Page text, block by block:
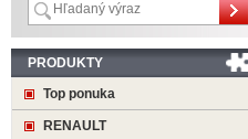
PRODUKTY
Top ponuka
RENAULT